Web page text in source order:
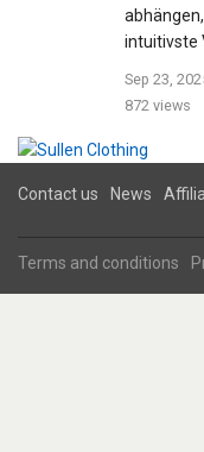
intuitivste
Sep 23,
872 views
Contact us News
Terms and conditions